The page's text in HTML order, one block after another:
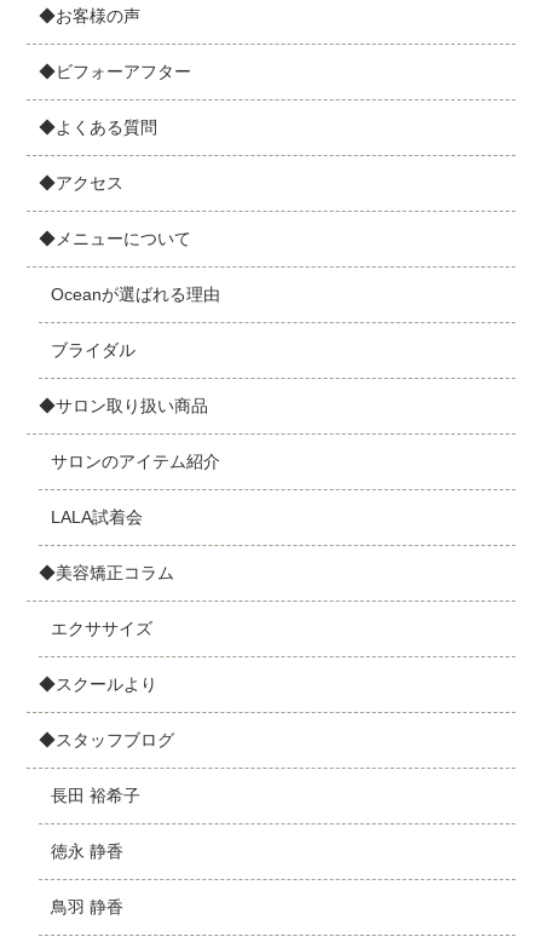
◆お客様の声
◆ビフォーアフター
◆よくある質問
◆アクセス
◆メニューについて
Oceanが選ばれる理由
ブライダル
◆サロン取り扱い商品
サロンのアイテム紹介
LALA試着会
◆美容矯正コラム
エクササイズ
◆スクールより
◆スタッフブログ
長田 裕希子
徳永 静香
鳥羽 静香